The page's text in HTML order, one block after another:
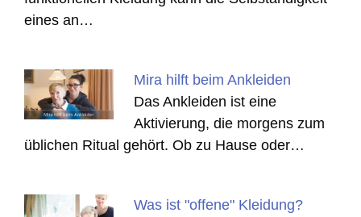
eines an…
Mira hilft beim Ankleiden
Das Ankleiden ist eine
Aktivierung, die morgens zum
üblichen Ritual gehört. Ob zu Hause oder…
Was ist "offene" Kleidung?